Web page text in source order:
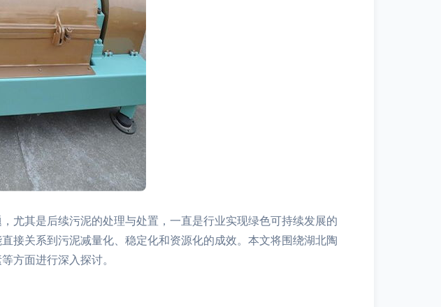
尤其是后续污泥的处理与处置，一直是行业实现绿色可持续发展的
接关系到污泥减量化、稳定化和资源化的成效。本文将围绕湖北陶
方面进行深入探讨。